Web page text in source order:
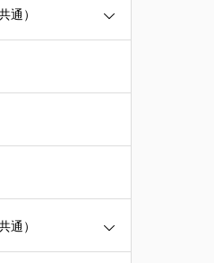
通）
通）